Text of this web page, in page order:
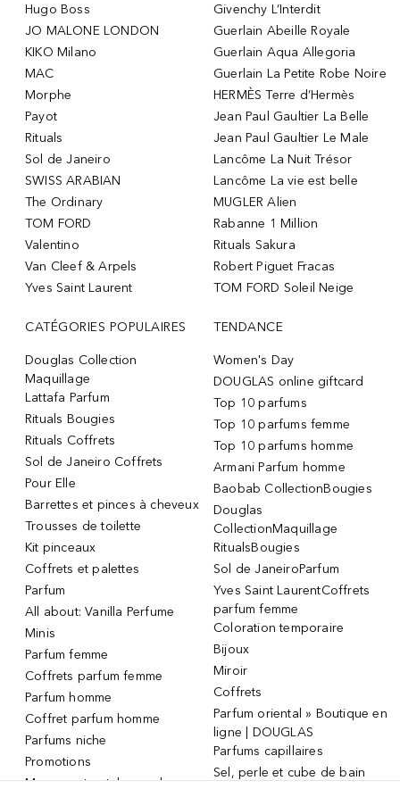
Hugo Boss
JO MALONE LONDON
KIKO Milano
MAC
Morphe
Payot
Rituals
Sol de Janeiro
SWISS ARABIAN
The Ordinary
TOM FORD
Valentino
Van Cleef & Arpels
Yves Saint Laurent
Givenchy L’Interdit
Guerlain Abeille Royale
Guerlain Aqua Allegoria
Guerlain La Petite Robe Noire
HERMÈS Terre d’Hermès
Jean Paul Gaultier La Belle
Jean Paul Gaultier Le Male
Lancôme La Nuit Trésor
Lancôme La vie est belle
MUGLER Alien
Rabanne 1 Million
Rituals Sakura
Robert Piguet Fracas
TOM FORD Soleil Neige
CATÉGORIES POPULAIRES
Douglas Collection
Maquillage
Lattafa Parfum
Rituals Bougies
Rituals Coffrets
Sol de Janeiro Coffrets
Pour Elle
Barrettes et pinces à cheveux
Trousses de toilette
Kit pinceaux
Coffrets et palettes
Parfum
All about: Vanilla Perfume
Minis
Parfum femme
Coffrets parfum femme
Parfum homme
Coffret parfum homme
Parfums niche
Promotions
Masque et patch pour les
TENDANCE
Women's Day
DOUGLAS online giftcard
Top 10 parfums
Top 10 parfums femme
Top 10 parfums homme
Armani Parfum homme
Baobab CollectionBougies
Douglas
CollectionMaquillage
RitualsBougies
Sol de JaneiroParfum
Yves Saint LaurentCoffrets
parfum femme
Coloration temporaire
Bijoux
Miroir
Coffrets
Parfum oriental » Boutique en
ligne | DOUGLAS
Parfums capillaires
Sel, perle et cube de bain